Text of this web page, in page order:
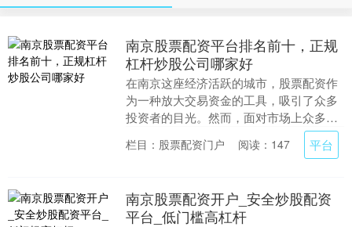
南京股票配资平台排名前十，正规
杠杆炒股公司哪家好
在南京这座经济活跃的城市，股票配资作
为一种放大交易资金的工具，吸引了众多
投资者的目光。然而，面对市场上众多的
配资平台，如何甄别并选择一家正规、可
靠的杠杆炒股公司....
栏目：股票配资门户 阅读：147 平台
南京股票配资开户_安全炒股配资
平台_低门槛高杠杆